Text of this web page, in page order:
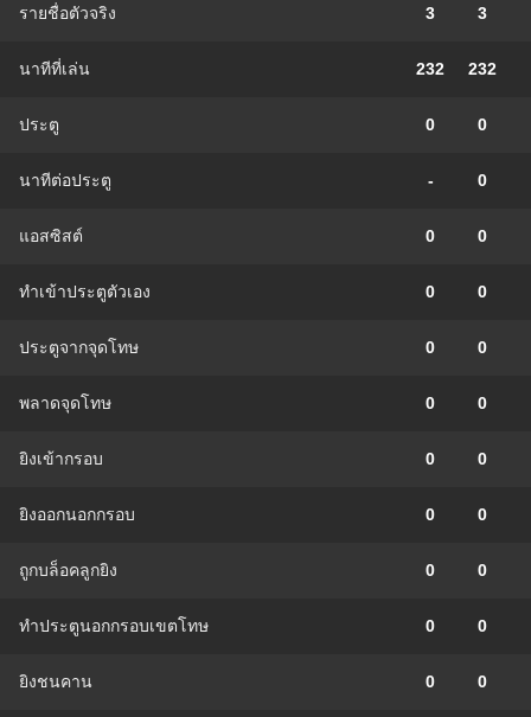
รายชื่อตัวจริง 3 3
นาทีที่เล่น 232 232
ประตู 0 0
นาทีต่อประตู - 0
แอสซิสต์ 0 0
ทําเข้าประตูตัวเอง 0 0
ประตูจากจุดโทษ 0 0
พลาดจุดโทษ 0 0
ยิงเข้ากรอบ 0 0
ยิงออกนอกกรอบ 0 0
ถูกบล็อคลูกยิง 0 0
ทำประตูนอกกรอบเขตโทษ 0 0
ยิงชนคาน 0 0